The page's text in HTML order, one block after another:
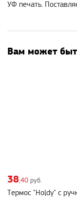
УФ печать.
Вам может
38,40 руб.
Термос "Holdy" с